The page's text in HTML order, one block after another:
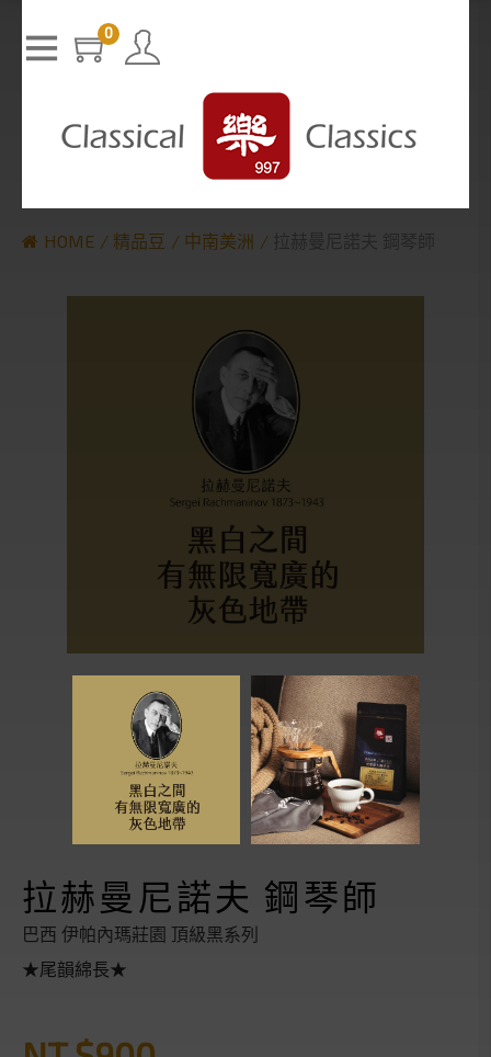
0
HOME 精品豆 中南美洲
拉赫曼尼諾夫 鋼琴師
巴西 伊帕內瑪莊園 頂級黑系列
★尾韻綿長★
The media could not be loaded, either because the server or n
etwork failed or because the format is not supported.